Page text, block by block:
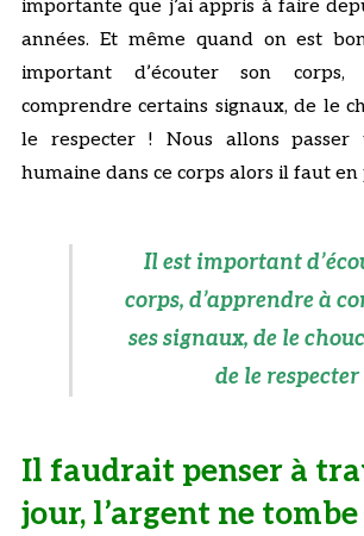
importante que j’ai appris à faire
années. Et même quand on est
important d’écouter son corps,
comprendre certains signaux, de le
le respecter ! Nous allons
humaine dans ce corps alors il faut
Il est important
corps, d’apprendre à
ses signaux, de le
de le respecter
Il faudrait penser à
jour, l’argent ne